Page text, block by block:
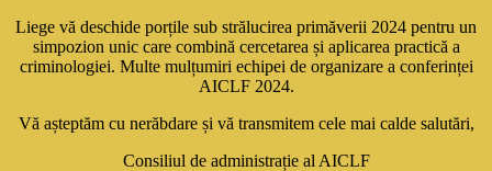
Liege vă deschide porțile sub strălucirea primăverii 2024 pentru un
simpozion unic care combină cercetarea și aplicarea practică a
criminologiei. Multe mulțumiri echipei de organizare a conferinței
AICLF 2024.
Vă așteptăm cu nerăbdare și vă transmitem cele mai calde salutări,
Consiliul de administrație al AICLF